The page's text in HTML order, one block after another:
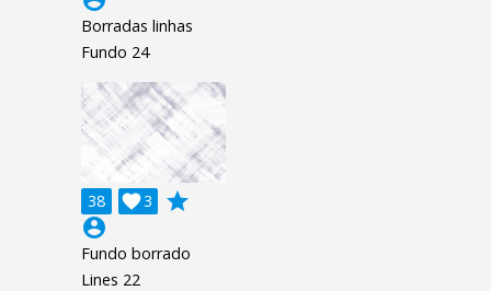
Borradas linhas
Fundo 24
38 3

grade
account_circle
Fundo borrado
Lines 22